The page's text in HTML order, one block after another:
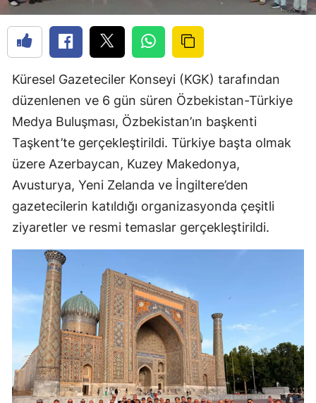
Küresel Gazeteciler Konseyi (KGK) tarafından
düzenlenen ve 6 gün süren Özbekistan-Türkiye
Medya Buluşması, Özbekistan’ın başkenti
Taşkent’te gerçekleştirildi. Türkiye başta olmak
üzere Azerbaycan, Kuzey Makedonya,
Avusturya, Yeni Zelanda ve İngiltere’den
gazetecilerin katıldığı organizasyonda çeşitli
ziyaretler ve resmi temaslar gerçekleştirildi.